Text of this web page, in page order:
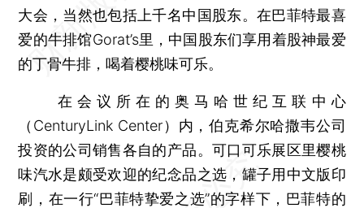
大会，当然也包括上千名中国股东。在巴菲特最喜
爱的牛排馆Gorat’s里，中国股东们享用着股神最爱
的丁骨牛排，喝着樱桃味可乐。
在会议所在的奥马哈世纪互联中心
（CenturyLink Center）内，伯克希尔哈撒韦公司
投资的公司销售各自的产品。可口可乐展区里樱桃
味汽水是颇受欢迎的纪念品之选，罐子用中文版印
刷，在一行“巴菲特挚爱之选”的字样下，巴菲特的